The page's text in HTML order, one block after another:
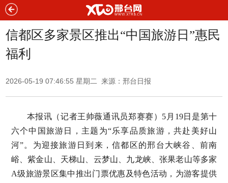
信都区多家景区推出“中国旅游日”惠民
福利
2026-05-19 07:46:55 星期二 来源：邢台日报
本报讯（记者王帅薇通讯员郑赛赛）5月19日是第十
六个中国旅游日，主题为“乐享品质旅游，共赴美好山
河”。为迎接旅游日到来，信都区的邢台大峡谷、前南
峪、紫金山、天梯山、云梦山、九龙峡、张果老山等多家
A级旅游景区集中推出门票优惠及特色活动，为游客提供